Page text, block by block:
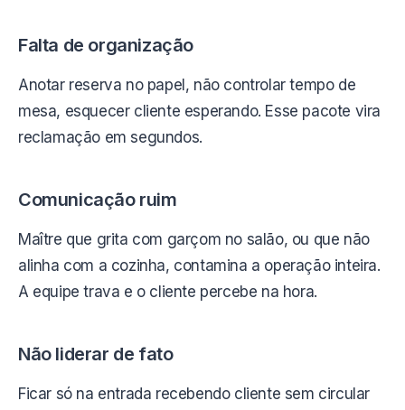
Falta de organização
Anotar reserva no papel, não controlar tempo de
mesa, esquecer cliente esperando. Esse pacote vira
reclamação em segundos.
Comunicação ruim
Maître que grita com garçom no salão, ou que não
alinha com a cozinha, contamina a operação inteira.
A equipe trava e o cliente percebe na hora.
Não liderar de fato
Ficar só na entrada recebendo cliente sem circular